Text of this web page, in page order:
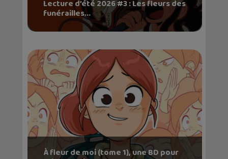
Lecture d’été 2026 #3 : Les fleurs des
funérailles...
À fleur de moi (tome 1), une BD pour